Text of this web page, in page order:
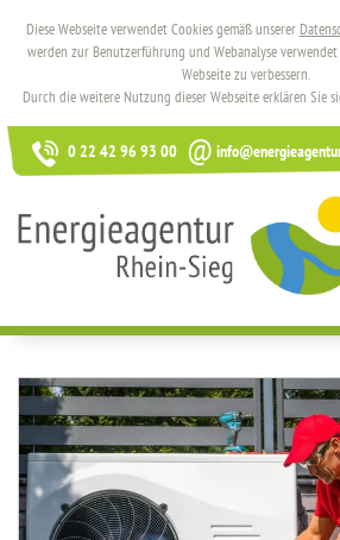
0 22 42 96 93 00 @
Diese Webseite verwendet Cookies gemäß unserer
werden zur Benutzerführung und Webanalyse
Webseite zu verbessern.
Durch die weitere Nutzung dieser Webseite erklären Sie